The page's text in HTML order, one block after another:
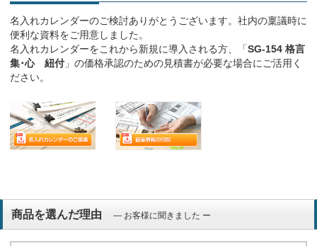
名入れカレンダーのご検討ありがとうございます。社内の稟議時に
便利な資料をご用意しました。
名入れカレンダーをこれから新規に導入される方、「SG-154 格言
集･心 紐付 」の価格承認のための見積書が必要な場合にご活用く
ださい。
商品を選んだ理由 ― お客様に聞きました ー